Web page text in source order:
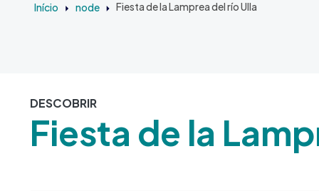
Início node Fiesta de la Lamprea del río Ulla
DESCOBRIR
Fiesta de la